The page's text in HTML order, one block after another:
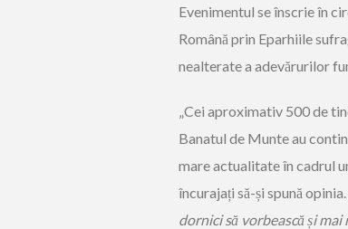
Evenimentul se înscrie în
Română prin Eparhiile
nealterate a adevărurilor
„Cei aproximativ 500 de
Banatul de Munte au
mare actualitate în cadrul
încurajați să-și spună opinia.
dornici să vorbească și